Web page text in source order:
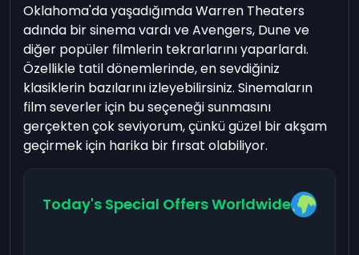
Oklahoma'da yaşadığımda Warren Theaters
adında bir sinema vardı ve Avengers, Dune ve
diğer popüler filmlerin tekrarlarını yaparlardı.
Özellikle tatil dönemlerinde, en sevdiğiniz
klasiklerin bazılarını izleyebilirsiniz. Sinemaların
film severler için bu seçeneği sunmasını
gerçekten çok seviyorum, çünkü güzel bir akşam
geçirmek için harika bir fırsat olabiliyor.
Today's Special Offers Worldwide